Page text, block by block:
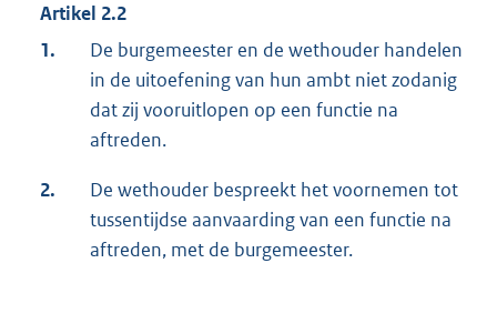
Artikel 2.2
1.
De burgemeester en de wethouder handelen
in de uitoefening van hun ambt niet zodanig
dat zij vooruitlopen op een functie na
aftreden.
2.
De wethouder bespreekt het voornemen tot
tussentijdse aanvaarding van een functie na
aftreden, met de burgemeester.